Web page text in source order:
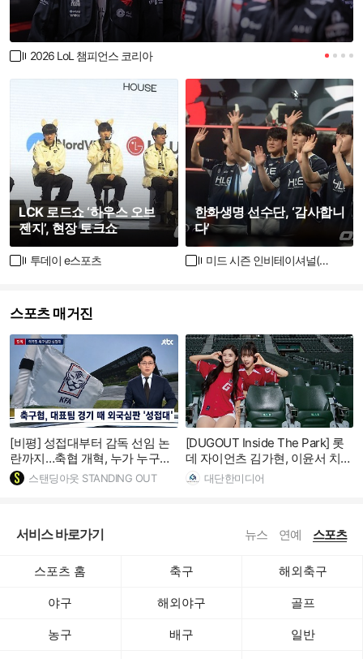
2026 LoL 챔피언스 코리아
LCK 로드쇼 ‘하우스 오브
젠지’, 현장 토크쇼
투데이 e스포츠
한화생명 선수단, ‘감사합니
다’
미드 시즌 인비테이셔널(MSI)
스포츠 매거진
[비평] 성접대부터 감독 선임 논
란까지…축협 개혁, 누가 누구를
하나스탠딩아웃 STANDING OUT
[DUGOUT Inside The Park] 롯
데 자이언츠 김가현, 이윤서 치어
리더대단한미디어
서비스 바로가기 뉴스 연예 스포츠
스포츠 홈 축구 해외축구
야구 해외야구 골프
농구 배구 일반